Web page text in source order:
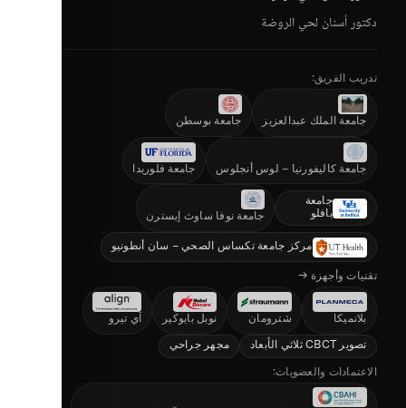
دكتور أسنان لحي الروضة
تدريب الفريق:
جامعة الملك عبدالعزيز جامعة بوسطن
جامعة كاليفورنيا – لوس أنجلوس جامعة فلوريدا
جامعة
بافلو
جامعة نوفا ساوث إيسترن
مركز جامعة تكساس الصحي – سان أنطونيو
تقنيات وأجهزة →
بلانميكا شترومان نوبل بايوكير آي تيرو
تصوير CBCT ثلاثي الأبعاد مجهر جراحي
الاعتمادات والعضويات: